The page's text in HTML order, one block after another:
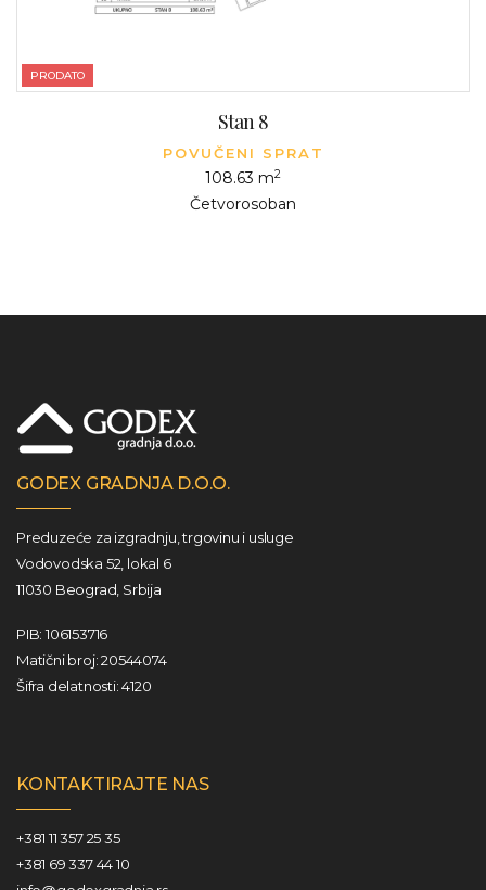
PRODATO
Stan 8
POVUČENI SPRAT
108.63 m2
Četvorosoban
GODEX GRADNJA D.O.O.
Preduzeće za izgradnju, trgovinu i usluge
Vodovodska 52, lokal 6
11030 Beograd, Srbija
PIB: 106153716
Matični broj: 20544074
Šifra delatnosti: 4120
KONTAKTIRAJTE NAS
+381 11 357 25 35
+381 69 337 44 10